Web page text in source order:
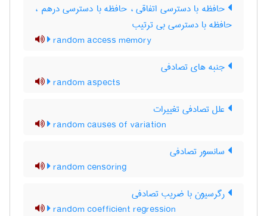
حافظه با دسترسی اتفاقی ، حافظه با دسترسی درهم ،
حافظه با دسترسی بی ترتیب
random access memory
جنبه های تصادفی
random aspects
علل تصادفی تغییرات
random causes of variation
سانسور تصادفی
random censoring
رگرسیون با ضریب تصادفی
random coefficient regression